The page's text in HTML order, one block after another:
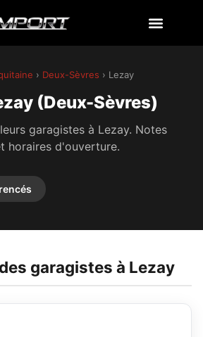
› Deux-Sèvres › Lezay
(Deux-Sèvres)
garagistes à Lezay. Notes
horaires d'ouverture.
garagistes à Lezay